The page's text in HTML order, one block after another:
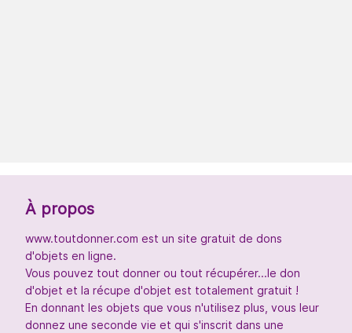
À propos
www.toutdonner.com est un site gratuit de dons
d'objets en ligne.
Vous pouvez tout donner ou tout récupérer...le don
d'objet et la récupe d'objet est totalement gratuit !
En donnant les objets que vous n'utilisez plus, vous leur
donnez une seconde vie et qui s'inscrit dans une